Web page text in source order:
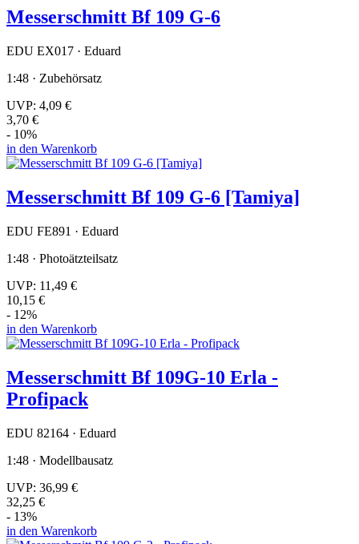
Messerschmitt Bf 109 G-6
EDU EX017 · Eduard
1:48 · Zubehörsatz
UVP: 4,09 €
3,70 €
- 10%
in den Warenkorb
Messerschmitt Bf 109 G-6 [Tamiya]
EDU FE891 · Eduard
1:48 · Photoätzteilsatz
UVP: 11,49 €
10,15 €
- 12%
in den Warenkorb
Messerschmitt Bf 109G-10 Erla -
Profipack
EDU 82164 · Eduard
1:48 · Modellbausatz
UVP: 36,99 €
32,25 €
- 13%
in den Warenkorb